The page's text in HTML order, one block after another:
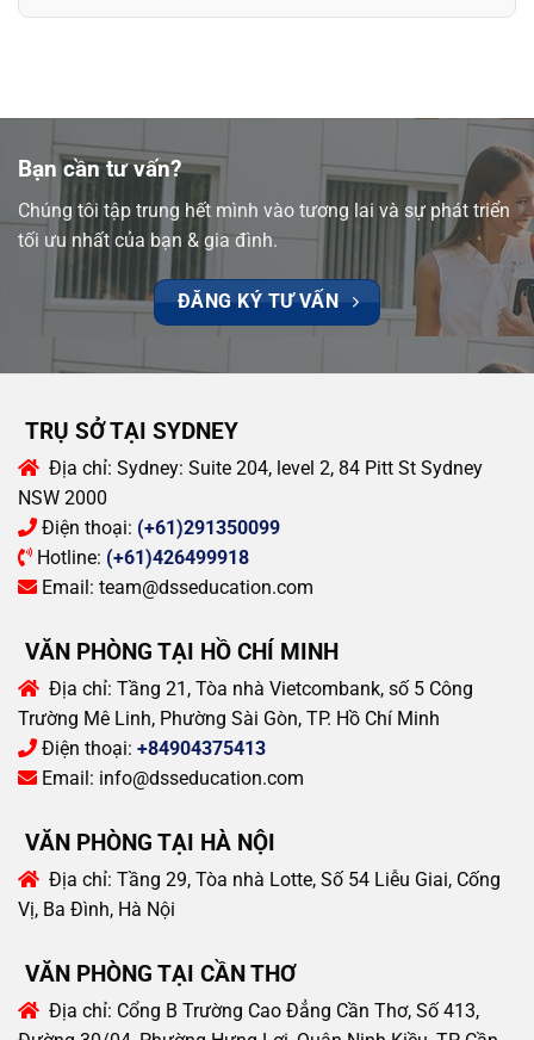
Bạn cần tư vấn?
Chúng tôi tập trung hết mình vào tương lai và sự phát triển
tối ưu nhất của bạn & gia đình.
ĐĂNG KÝ TƯ VẤN
TRỤ SỞ TẠI SYDNEY
Địa chỉ: Sydney: Suite 204, level 2, 84 Pitt St Sydney
NSW 2000
Điện thoại: (+61)291350099
Hotline: (+61)426499918
Email: team@dsseducation.com
VĂN PHÒNG TẠI HỒ CHÍ MINH
Địa chỉ: Tầng 21, Tòa nhà Vietcombank, số 5 Công
Trường Mê Linh, Phường Sài Gòn, TP. Hồ Chí Minh
Điện thoại: +84904375413
Email: info@dsseducation.com
VĂN PHÒNG TẠI HÀ NỘI
Địa chỉ: Tầng 29, Tòa nhà Lotte, Số 54 Liễu Giai, Cống
Vị, Ba Đình, Hà Nội
VĂN PHÒNG TẠI CẦN THƠ
Địa chỉ: Cổng B Trường Cao Đẳng Cần Thơ, Số 413,